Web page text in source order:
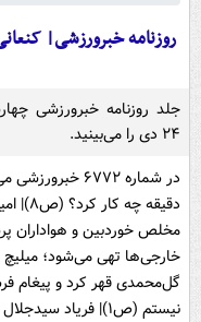
روزنامه خبرورزشی|
جلد روزنامه خبرورزشی
۲۴ دی را می‌بینید.
گل‌محمدی قهر کرد و پیغام